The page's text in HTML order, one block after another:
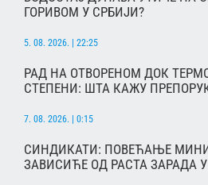
ГОРИВОМ У СРБИЈИ?
5. 08. 2026. | 22:25
РАД НА ОТВОРЕНОМ ДОК
СТЕПЕНИ: ШТА КАЖУ
7. 08. 2026. | 0:15
СИНДИКАТИ: ПОВЕЋАЊЕ
ЗАВИСИЋЕ ОД РАСТА ЗАРАДА